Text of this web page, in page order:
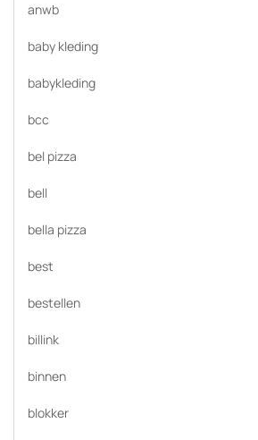
anwb
baby kleding
babykleding
bcc
bel pizza
bell
bella pizza
best
bestellen
billink
binnen
blokker